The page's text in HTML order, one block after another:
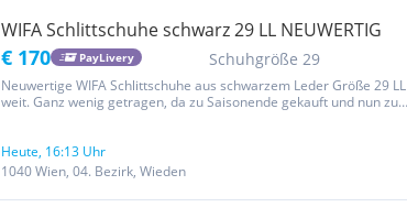
WIFA Schlittschuhe schwarz 29 LL NEUWERTIG
€ 170 PayLivery Schuhgröße 29
Neuwertige WIFA Schlittschuhe aus schwarzem Leder Größe 29 LL
weit. Ganz wenig getragen, da zu Saisonende gekauft und nun zu
Heute, 16:13 Uhr
1040 Wien, 04. Bezirk, Wieden